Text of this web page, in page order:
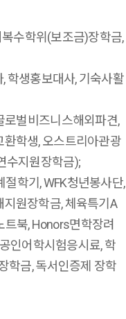
수학위(보조금)장학금,
학생홍보대사, 기숙사활
로벌비즈니스해외파견,
학생, 오스트리아관광
수지원장학금);
학기, WFK청년봉사단,
원장학금, 체육특기A
북, Honors면학장려
인어학시험응시료, 학
학금, 독서인증제 장학